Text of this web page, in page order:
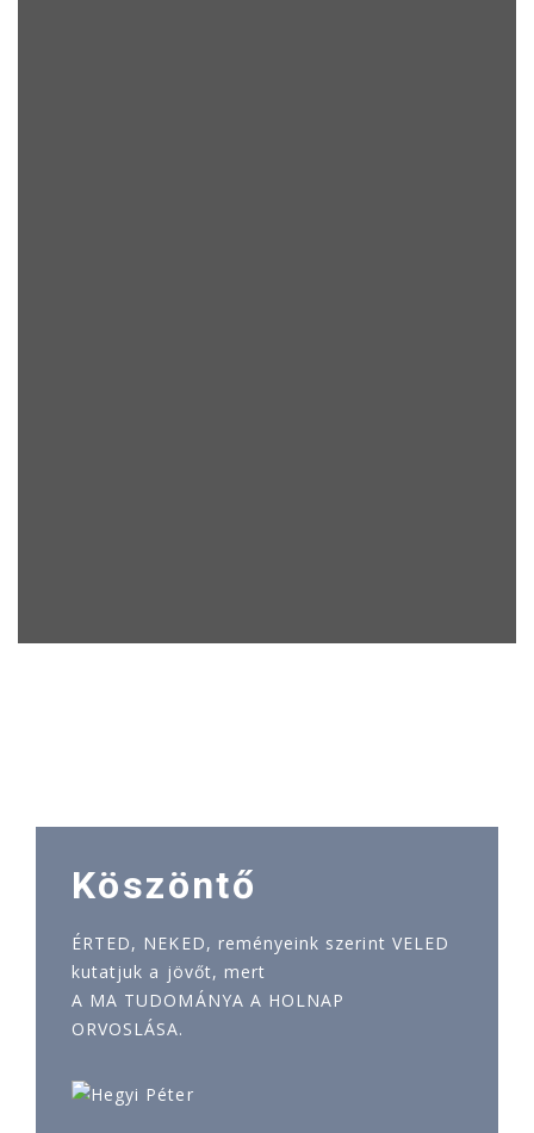
Köszöntő
ÉRTED, NEKED, reményeink szerint VELED
kutatjuk a jövőt, mert
A MA TUDOMÁNYA A HOLNAP
ORVOSLÁSA.